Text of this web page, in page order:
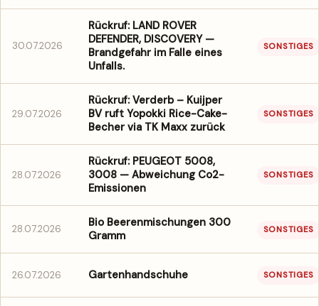
30.07.2026
Rückruf: LAND ROVER
DEFENDER, DISCOVERY —
Brandgefahr im Falle eines
Unfalls.
SONSTIGES
29.07.2026
Rückruf: Verderb – Kuijper
BV ruft Yopokki Rice-Cake-
Becher via TK Maxx zurück
SONSTIGES
28.07.2026
Rückruf: PEUGEOT 5008,
3008 — Abweichung Co2-
Emissionen
SONSTIGES
28.07.2026
Bio Beerenmischungen 300
Gramm
SONSTIGES
26.07.2026 Gartenhandschuhe SONSTIGES